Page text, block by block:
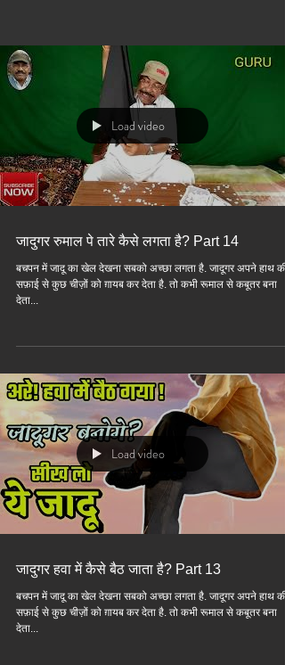
Load video
जादुगर रुमाल पे तारे कैसे लगता है? Part 14
बचपन में जादू का खेल देखना सबको अच्छा लगता है. जादूगर अपने हाथ की
सफ़ाई से कुछ चीज़ों को ग़ायब कर देता है. तो कभी रूमाल से कबूतर बना
देता...
Load video
जादुगर हवा में कैसे बैठ जाता है? Part 13
बचपन में जादू का खेल देखना सबको अच्छा लगता है. जादूगर अपने हाथ की
सफ़ाई से कुछ चीज़ों को ग़ायब कर देता है. तो कभी रूमाल से कबूतर बना
देता...